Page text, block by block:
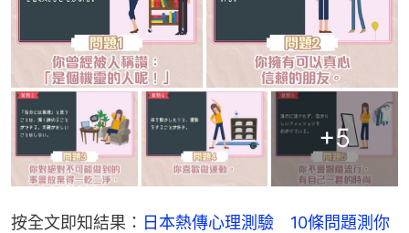
+5
按全文即知結果： 日本熱傳心理測驗　10條問題測你